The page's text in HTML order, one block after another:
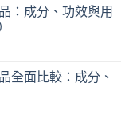
：成分、功效與用
全面比較：成分、